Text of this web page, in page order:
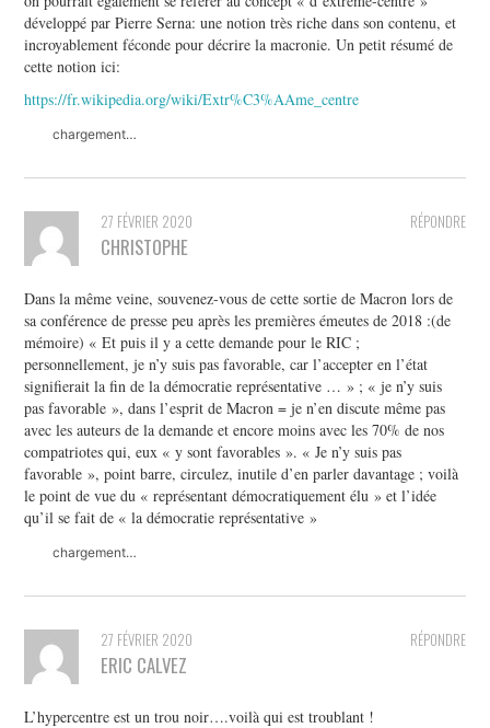
développé par Pierre Serna: une notion très riche dans son contenu, et
incroyablement féconde pour décrire la macronie. Un petit résumé de
cette notion ici:
https://fr.wikipedia.org/wiki/Extr%C3%AAme_centre
chargement…
RÉPONDRE
27 FÉVRIER 2020
CHRISTOPHE
Dans la même veine, souvenez-vous de cette sortie de Macron lors de
sa conférence de presse peu après les premières émeutes de 2018 :(de
mémoire) « Et puis il y a cette demande pour le RIC ;
personnellement, je n’y suis pas favorable, car l’accepter en l’état
signifierait la fin de la démocratie représentative … » ; « je n’y suis
pas favorable », dans l’esprit de Macron = je n’en discute même pas
avec les auteurs de la demande et encore moins avec les 70% de nos
compatriotes qui, eux « y sont favorables ». « Je n’y suis pas
favorable », point barre, circulez, inutile d’en parler davantage ; voilà
le point de vue du « représentant démocratiquement élu » et l’idée
qu’il se fait de « la démocratie représentative »
chargement…
RÉPONDRE
27 FÉVRIER 2020
ERIC CALVEZ
L’hypercentre est un trou noir….voilà qui est troublant !